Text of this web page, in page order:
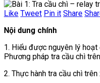
Like Tweet Pin it Share
Nội dung chính
1. Hiểu được nguyên lý
Phương pháp tra cầu chì
2. Thực hành tra cầu chì trên